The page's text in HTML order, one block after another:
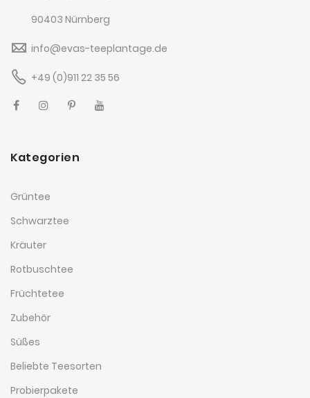
90403 Nürnberg
info@evas-teeplantage.de
+49 (0)911 22 35 56
Kategorien
Grüntee
Schwarztee
Kräuter
Rotbuschtee
Früchtetee
Zubehör
Süßes
Beliebte Teesorten
Probierpakete